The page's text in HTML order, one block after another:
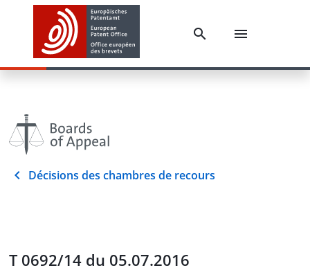
Décisions des chambres de recours
T 0692/14 du 05.07.2016